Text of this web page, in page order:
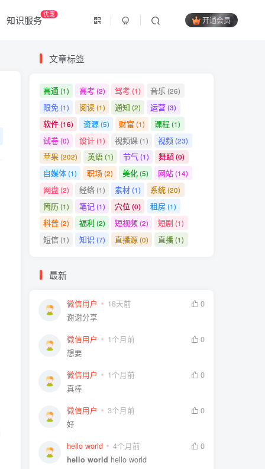
知识服务优惠
开通会员
文章标签
高通 (1) 高考(2) 驾考(1) 音乐 (26)
限免(1) 阅读(1) 通知 (2) 运营(3)
软件(16) 资源(5) 财富 (1) 课程(1)
试卷(0) 设计(1) 视频课(1) 视频(23)
苹果(202) 英语(1) 节气(1) 舞蹈 (0)
自媒体(1) 职场(2) 美化(5) 网站(14)
网盘(2) 经络(1) 素材(1) 系统(20)
简历(1) 笔记 (1) 穴位 (0) 租房 (1)
科普(2) 福利 (2) 短视频(2) 短剧 (1)
短信(1) 知识 (7) 直播源(0) 直播(1)
最新
微信用户 18天前
0
谢谢分享
微信用户 1个月前
0
想要
微信用户 1个月前
0
真棒
微信用户 3个月前
0
好
hello world 4个月前
0
hello world hello world